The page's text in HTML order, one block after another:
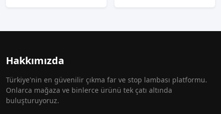
Hakkımızda
Türkiye'nin en güvenilir çıkma far ve stop lambası platformu.
Onlarca mağaza ve binlerce ürünü tek çatı altında
buluşturuyoruz.